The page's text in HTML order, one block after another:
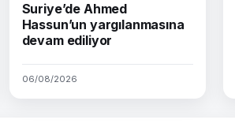
Suriye’de Ahmed
Hassun’un yargılanmasına
devam ediliyor
06/08/2026